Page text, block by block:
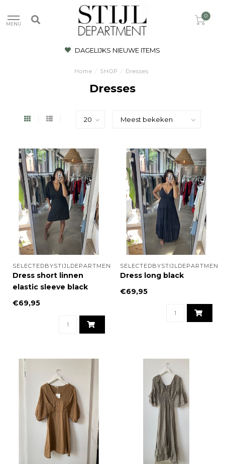
MENU
0
DAGELIJKS NIEUWE ITEMS
Home / SHOP / Dresses
Dresses
SELECTEDBYSTIJLDEPARTMENT
Dress short linnen
elastic sleeve black
€69,95
SELECTEDBYSTIJLDEPARTMENT
Dress long black
€69,95